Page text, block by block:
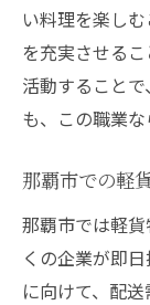
い料理を楽し
を充実させる
活動すること
も、この職業な
那覇市での軽
那覇市では軽
くの企業が即
に向けて、配